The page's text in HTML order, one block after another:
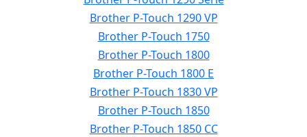
Brother P-Touch 1290 VP
Brother P-Touch 1750
Brother P-Touch 1800
Brother P-Touch 1800 E
Brother P-Touch 1830 VP
Brother P-Touch 1850
Brother P-Touch 1850 CC